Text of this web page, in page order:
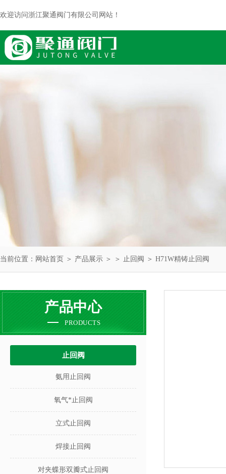
欢迎访问浙江聚通阀门有限公司网站！
当前位置： 网站首页 ＞ 产品展示 ＞ ＞ 止回阀 ＞ H71W精铸止回阀
产品中心
PRODUCTS
止回阀
氨用止回阀
氧气*止回阀
立式止回阀
焊接止回阀
对夹蝶形双瓣式止回阀